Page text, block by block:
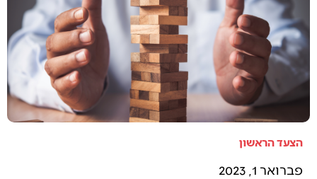
הצעד הראשון
פברואר 1, 2023